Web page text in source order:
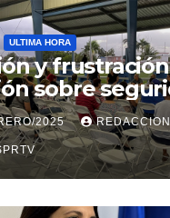
ULTIMA HORA
y
sobre
2025 REDACCION